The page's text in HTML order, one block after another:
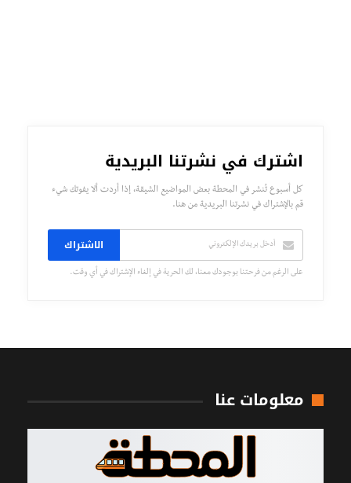
اشترك في نشرتنا البريدية
كل أسبوع تُنشر في المحطة بعض المواضيع الشيقة، إذا أردت ألا يفوتك شيء
قم بالإشتراك في نشرتنا البريدية من هنا.
الاشتراك
على الرغم من فرحتنا بوجودك معنا، لك الحرية في إلغاء الإشتراك في أي وقت.
معلومات عنا